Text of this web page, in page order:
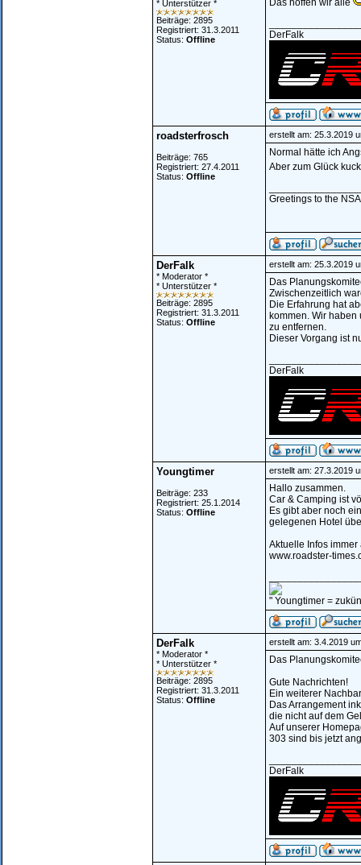
* Unterstützer *
Beiträge: 2895
Registriert: 31.3.2011
Status: Offline
Das hoffen wir alle
DerFalk
roadsterfrosch
Beiträge: 765
Registriert: 27.4.2011
Status: Offline
erstellt am: 25.3.2019
Normal hätte ich
Aber zum Glück
Greetings to the
DerFalk
* Moderator *
* Unterstützer *
Beiträge: 2895
Registriert: 31.3.2011
Status: Offline
erstellt am: 25.3.2019
Das
Zwischenzeitlich
Die Erfahrung hat
kommen. Wir
zu entfernen.
Dieser Vorgang ist
DerFalk
Youngtimer
Beiträge: 233
Registriert: 25.1.2014
Status: Offline
erstellt am: 27.3.2019
Hallo zusammen.
Car & Camping ist
Es gibt aber noch
gelegenen Hotel
Aktuelle Infos immer
www.roadster-
" Youngtimer =
DerFalk
* Moderator *
* Unterstützer *
Beiträge: 2895
Registriert: 31.3.2011
Status: Offline
erstellt am: 3.4.2019
Das
Gute Nachrichten!
Ein weiterer
Das Arrangement
die nicht auf dem
Auf unserer
303 sind bis jetzt
DerFalk